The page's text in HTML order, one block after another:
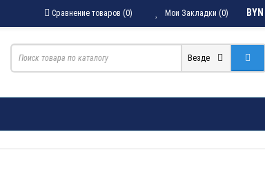
BYN
Мои Закладки (0)
Сравнение товаров (0)
Везде